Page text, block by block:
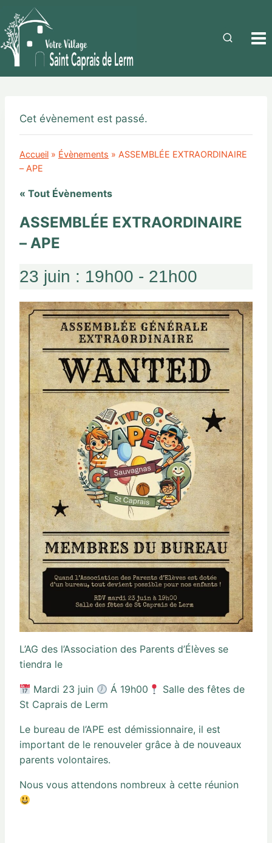
Cet évènement est passé.
Accueil » Évènements » ASSEMBLÉE EXTRAORDINAIRE
– APE
« Tout Évènements
ASSEMBLÉE EXTRAORDINAIRE
– APE
23 juin : 19h00 - 21h00
L’AG des l’Association des Parents d’Élèves se
tiendra le
Mardi 23 juin Á 19h00
Salle des fêtes de
St Caprais de Lerm
Le bureau de l’APE est démissionnaire, il est
important de le renouveler grâce à de nouveaux
parents volontaires.
Nous vous attendons nombreux à cette réunion